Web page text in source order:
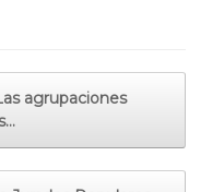
agrupaciones